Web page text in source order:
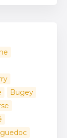
Bugey